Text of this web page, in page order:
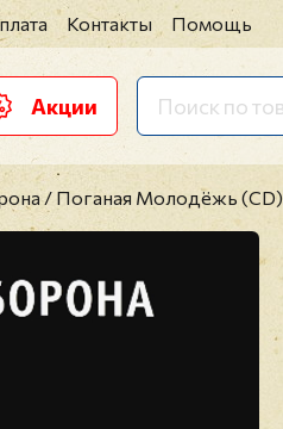
Контакты Помощь
Акции
/ Поганая Молодёжь (CD)